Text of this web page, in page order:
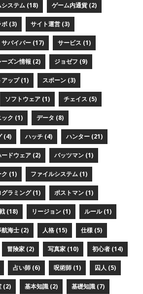
システム (18) ゲーム内通貨 (2)
ボ (3) サイト運営 (3)
サバイバー (17) サービス (1)
ーズン情報 (2) ジョゼフ (9)
アップ (1) スポーン (3)
ソフトウェア (1) チェイス (5)
ック (1) データ (8)
(4) ハッチ (4) ハンター (21)
ードウェア (2) バッツマン (1)
ク (1) ファイルシステム (1)
グラミング (1) ポストマン (1)
(18) リージョン (1) ルール (1)
航海士 (2) 人格 (15) 仕様 (5)
冒険家 (2) 写真家 (10) 初心者 (14)
占い師 (6) 呪術師 (1) 囚人 (5)
(2) 基本知識 (2) 基礎知識 (7)